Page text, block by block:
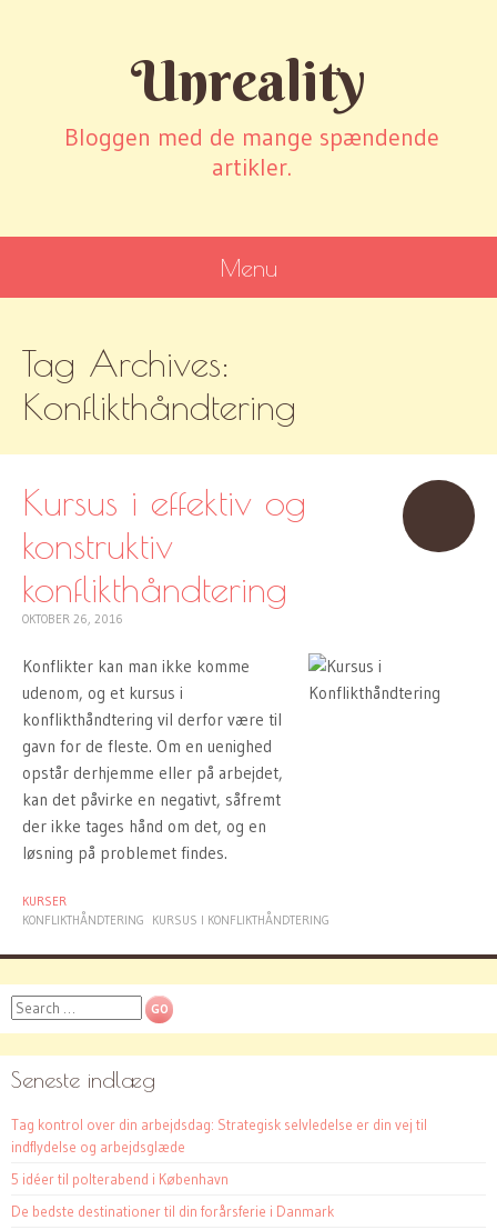
Unreality
Bloggen med de mange spændende
artikler.
Menu
TO
CONTENT
Tag Archives:
Konflikthåndtering
Kursus i effektiv og
konstruktiv
konflikthåndtering
OKTOBER 26, 2016
Konflikter kan man ikke komme
udenom, og et kursus i
konflikthåndtering vil derfor være til
gavn for de fleste. Om en uenighed
opstår derhjemme eller på arbejdet,
kan det påvirke en negativt, såfremt
der ikke tages hånd om det, og en
løsning på problemet findes.
KURSER
KONFLIKTHÅNDTERING
KURSUS I KONFLIKTHÅNDTERING
Search
Seneste indlæg
Tag kontrol over din arbejdsdag: Strategisk selvledelse er din vej til
indflydelse og arbejdsglæde
5 idéer til polterabend i København
De bedste destinationer til din forårsferie i Danmark